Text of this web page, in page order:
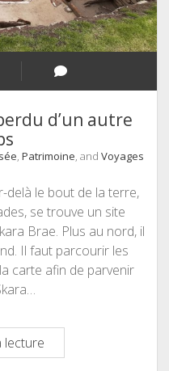
d’un autre
, Patrimoine, and Voyages
delà le bout de la terre,
se trouve un site
Brae. Plus au nord, il
Il faut parcourir les
carte afin de parvenir
lectureSkara
Brae,